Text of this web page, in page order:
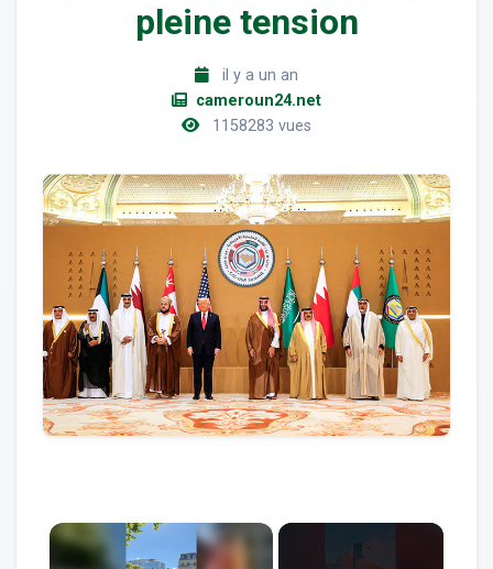
pleine tension
il y a un an
cameroun24.net
1158283 vues
×